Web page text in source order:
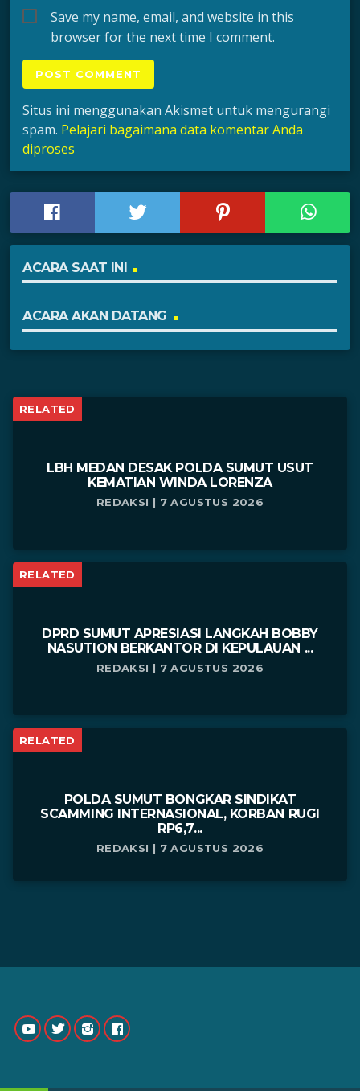
Save my name, email, and website in this
browser for the next time I comment.
Situs ini menggunakan Akismet untuk mengurangi
spam. Pelajari bagaimana data komentar Anda
diproses
ACARA SAAT INI
ACARA AKAN DATANG
RELATED
LBH MEDAN DESAK POLDA SUMUT USUT
KEMATIAN WINDA LORENZA
REDAKSI | 7 AGUSTUS 2026
RELATED
DPRD SUMUT APRESIASI LANGKAH BOBBY
NASUTION BERKANTOR DI KEPULAUAN ...
REDAKSI | 7 AGUSTUS 2026
RELATED
POLDA SUMUT BONGKAR SINDIKAT
SCAMMING INTERNASIONAL, KORBAN RUGI
RP6,7...
REDAKSI | 7 AGUSTUS 2026